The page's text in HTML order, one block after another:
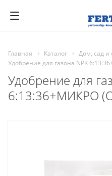
Главная Каталог Дом, сад и
Удобрение для газона NPK
Удобрение для
6:13:36+МИКРО